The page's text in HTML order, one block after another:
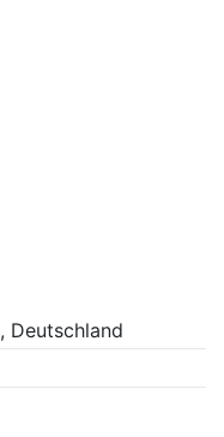
Deutschland